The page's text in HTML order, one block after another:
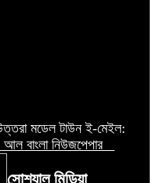
মডেল টাউন ই-মেইল:
আল বাংলা নিউজপেপার
সোশ্যাল মিডিয়া